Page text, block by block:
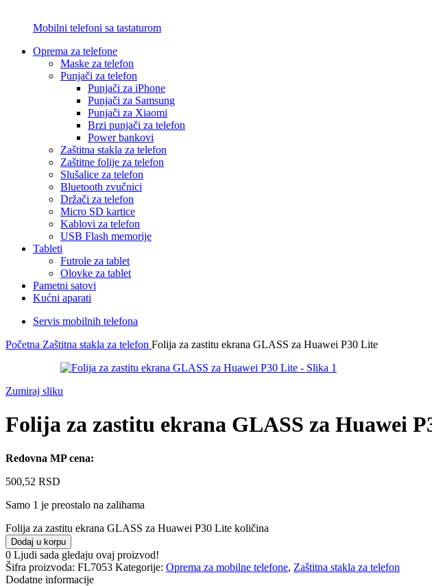
Mobilni telefoni sa tastaturom
Oprema za telefone
Maske za telefon
Punjači za telefon
Punjači za iPhone
Punjači za Samsung
Punjači za Xiaomi
Brzi punjači za telefon
Power bankovi
Zaštitna stakla za telefon
Zaštitne folije za telefon
Slušalice za telefon
Bluetooth zvučnici
Držači za telefon
Micro SD kartice
Kablovi za telefon
USB Flash memorije
Tableti
Futrole za tablet
Olovke za tablet
Pametni satovi
Kućni aparati
Servis mobilnih telefona
Početna Zaštitna stakla za telefon Folija za zastitu ekrana GLASS za Huawei P30 Lite
Zumiraj sliku
Folija za zastitu ekrana GLASS za Huawei
Redovna MP cena:
500,52 RSD
Samo 1 je preostalo na zalihama
Folija za zastitu ekrana GLASS za Huawei P30 Lite količina
Dodaj u korpu
0 Ljudi sada gledaju ovaj proizvod!
Šifra proizvoda: FL7053 Kategorije: Oprema za mobilne telefone, Zaštitna stakla za telefon
Dodatne informacije